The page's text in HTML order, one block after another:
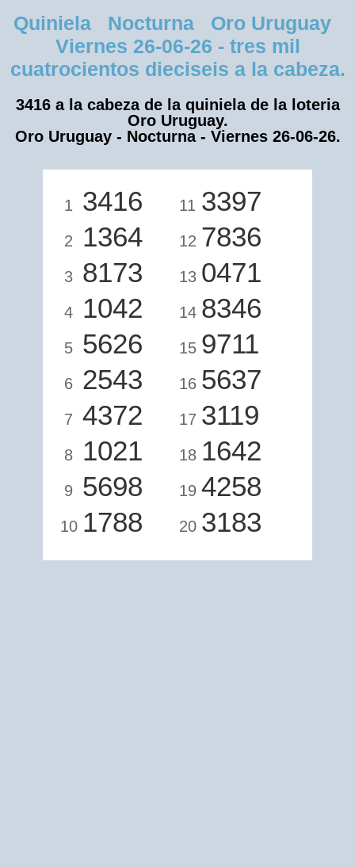
Quiniela Nocturna Oro Uruguay
Viernes 26-06-26 - tres mil
cuatrocientos dieciseis a la cabeza.
3416 a la cabeza de la quiniela de la loteria
Oro Uruguay.
Oro Uruguay - Nocturna - Viernes 26-06-26.
1 3416
2 1364
3 8173
4 1042
5 5626
6 2543
7 4372
8 1021
9 5698
10 1788
11 3397
12 7836
13 0471
14 8346
15 9711
16 5637
17 3119
18 1642
19 4258
20 3183